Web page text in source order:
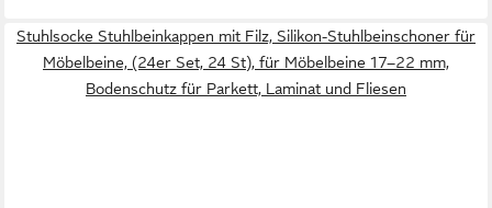
Stuhlsocke Stuhlbeinkappen mit Filz, Silikon-Stuhlbeinschoner für
Möbelbeine, (24er Set, 24 St), für Möbelbeine 17–22 mm,
Bodenschutz für Parkett, Laminat und Fliesen